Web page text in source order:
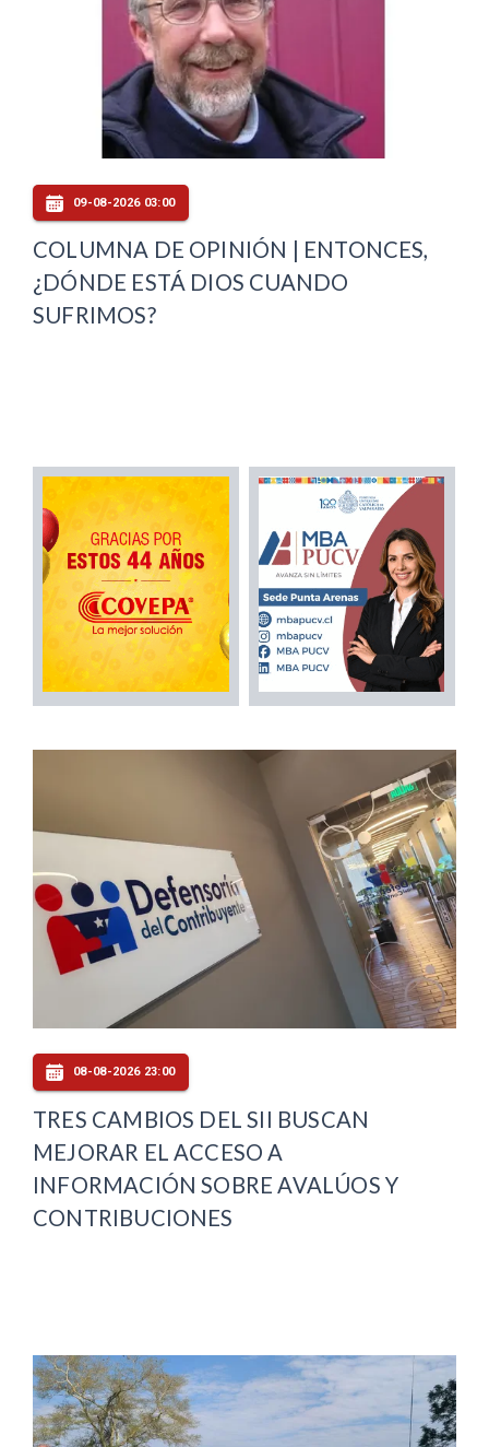
09-08-2026 03:00
COLUMNA DE OPINIÓN | ENTONCES,
¿DÓNDE ESTÁ DIOS CUANDO
SUFRIMOS?
08-08-2026 23:00
TRES CAMBIOS DEL SII BUSCAN
MEJORAR EL ACCESO A
INFORMACIÓN SOBRE AVALÚOS Y
CONTRIBUCIONES